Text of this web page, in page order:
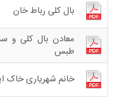
بال کلی رباط خان
معادن بال کلی و
طبس
خانم شهریاری خاک